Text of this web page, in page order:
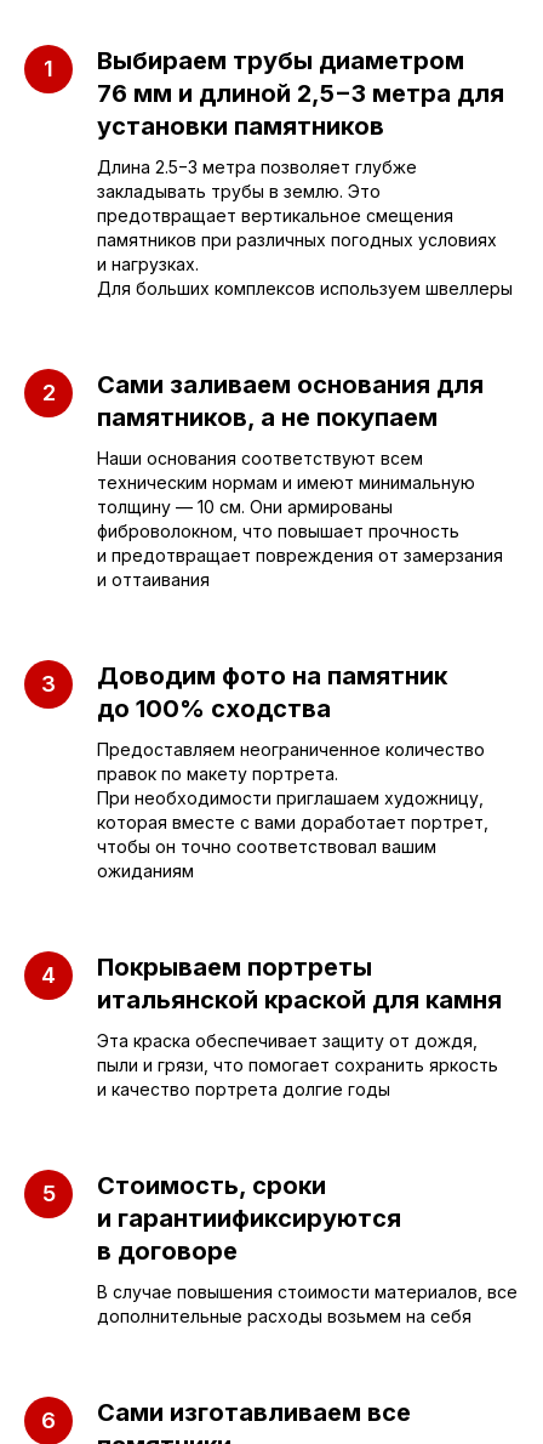
Выбираем трубы диаметром
76 мм и длиной 2,5−3 метра для
установки памятников
Длина 2.5−3 метра позволяет глубже
закладывать трубы в землю. Это
предотвращает вертикальное смещения
памятников при различных погодных условиях
и нагрузках.
Для больших комплексов используем швеллеры
Сами заливаем основания для
памятников, а не покупаем
Наши основания соответствуют всем
техническим нормам и имеют минимальную
толщину — 10 см. Они армированы
фиброволокном, что повышает прочность
и предотвращает повреждения от замерзания
и оттаивания
Доводим фото на памятник
до 100% сходства
Предоставляем неограниченное количество
правок по макету портрета.
При необходимости приглашаем художницу,
которая вместе с вами доработает портрет,
чтобы он точно соответствовал вашим
ожиданиям
Покрываем портреты
итальянской краской для камня
Эта краска обеспечивает защиту от дождя,
пыли и грязи, что помогает сохранить яркость
и качество портрета долгие годы
Стоимость, сроки
и гарантиификсируются
в договоре
В случае повышения стоимости материалов, все
дополнительные расходы возьмем на себя
Сами изготавливаем все
Приезжайте к нам
в офис
sleza-v-kamne64@yandex.ru
г. Саратов, улица имени Е.И.
Пугачёва, 156
ПАМЯТНИКИ
Бюджетные
г. Энгельс, Весёлая ул., 114
Горизонтальные
Комплексы
Военному
ИНФОРМАЦИЯ
О компании
Отзывы
Наши работы
Доставка и
55
Руководитель мастерской